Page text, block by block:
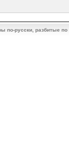
по-русски, разбитые